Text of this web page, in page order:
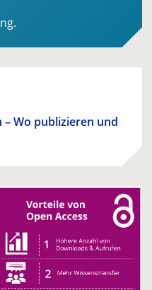
Wo publizieren und